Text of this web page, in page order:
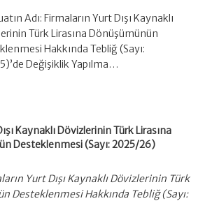
Adı: Firmaların Yurt Dışı Kaynaklı
Türk Lirasına Dönüşümünün
Hakkında Tebliğ (Sayı:
Değişiklik Yapılma…
Kaynaklı Dövizlerinin Türk Lirasına
Desteklenmesi (Sayı: 2025/26)
Yurt Dışı Kaynaklı Dövizlerinin Türk
Desteklenmesi Hakkında Tebliğ (Sayı: